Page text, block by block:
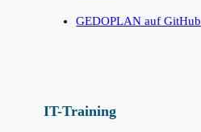
GEDOPLAN auf GitHub
IT-Training